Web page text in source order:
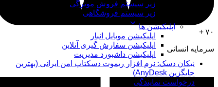
زیر سیستم فروش مویرگی
زیر سیستم فروشگاهی
اپلیکیشن ها
اپلیکیشن موبایل انبار
اپلیکیشن سفارش گیری آنلاین
اپلیکیشن داشبورد مدیریت
نیکان دسک: نرم افزار ریموت دسکتاپ امن ایرانی (بهترین
جایگزین AnyDesk)
درخواست نمایندگی
۷۰ +
سرمایه انسانی